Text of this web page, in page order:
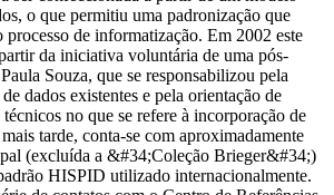
o que permitiu uma padronização que
de informatização. Em 2002 este
da iniciativa voluntária de uma pós-
Souza, que se responsabilizou pela
dados existentes e pela orientação de
no que se refere à incorporação de
tarde, conta-se com aproximadamente
(excluída a &#34;Coleção Brieger&#34;)
HISPID utilizado internacionalmente.